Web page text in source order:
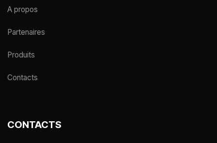
A propos
Partenaires
Produits
Contacts
CONTACTS